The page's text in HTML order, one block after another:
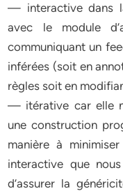
— interactive dans
avec le module
communiquant un
inférées (soit en
règles soit en
— itérative car elle
une construction
manière à
interactive que
d’assurer la